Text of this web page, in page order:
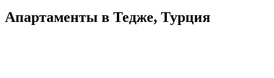
Апартаменты в Тедже, Турция